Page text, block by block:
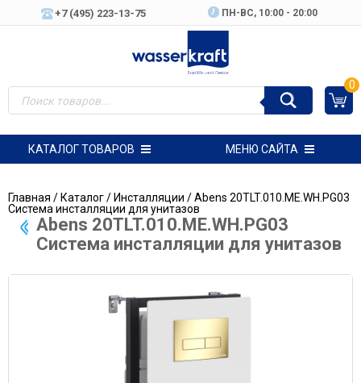
+7 (495) 223-13-75 ПН-ВC, 10:00 - 20:00
0
КАТАЛОГ ТОВАРОВ МЕНЮ САЙТА
Главная /Каталог/Инсталляции / Abens 20TLT.010.ME.WH.PG03
Система инсталляции для унитазов
Abens 20TLT.010.ME.WH.PG03
Система инсталляции для унитазов